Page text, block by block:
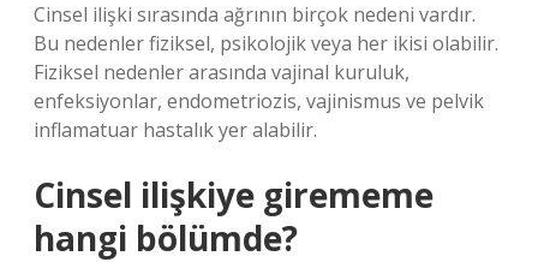
Cinsel ilişki sırasında ağrının birçok nedeni vardır.
Bu nedenler fiziksel, psikolojik veya her ikisi olabilir.
Fiziksel nedenler arasında vajinal kuruluk,
enfeksiyonlar, endometriozis, vajinismus ve pelvik
inflamatuar hastalık yer alabilir.
Cinsel ilişkiye girememe
hangi bölümde?